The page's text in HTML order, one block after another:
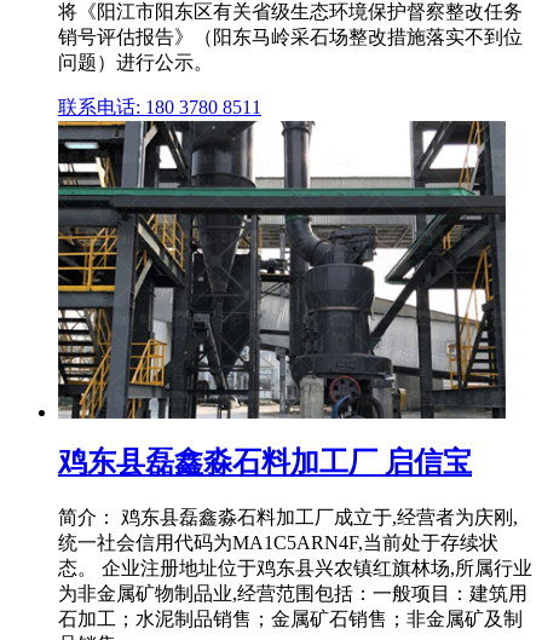
将《阳江市阳东区有关省级生态环境保护督察整改任务
销号评估报告》（阳东马岭采石场整改措施落实不到位
问题）进行公示。
联系电话: 180 3780 8511
鸡东县磊鑫淼石料加工厂 启信宝
简介： 鸡东县磊鑫淼石料加工厂成立于,经营者为庆刚,
统一社会信用代码为MA1C5ARN4F,当前处于存续状
态。 企业注册地址位于鸡东县兴农镇红旗林场,所属行业
为非金属矿物制品业,经营范围包括：一般项目：建筑用
石加工；水泥制品销售；金属矿石销售；非金属矿及制